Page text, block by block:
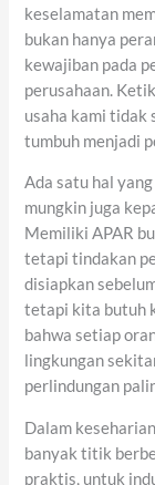
keselamatan
bukan hanya
kewajiban pada
perusahaan.
usaha kami tidak
tumbuh menjadi
Ada satu hal
mungkin juga
Memiliki APAR
tetapi tindakan
disiapkan
tetapi kita butuh
bahwa setiap
lingkungan
perlindungan
Dalam
banyak titik
praktis, untuk